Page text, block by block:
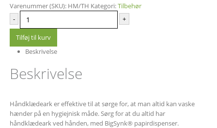
Varenummer (SKU): HM/TH Kategori:Tilbehør
-
+
Tilføj til kurv
Beskrivelse
Beskrivelse
Håndklædeark er effektive til at sørge for, at man altid kan vaske
hænder på en hygiejnisk måde. Sørg for at du altid har
håndklædeark ved hånden, med BigSynk® papirdispenser.